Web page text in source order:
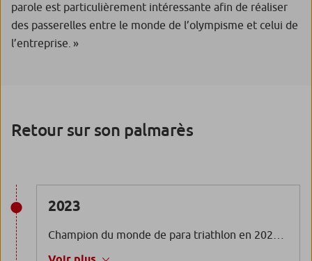
parole est particulièrement intéressante afin de réaliser
des passerelles entre le monde de l’olympisme et celui de
l’entreprise. »
Retour sur son palmarès
2023